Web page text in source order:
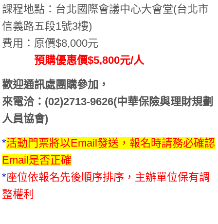
課程地點：台北國際會議中心大會堂(台北市
信義路五段1號3樓)
費用：原價$8,000元
預購優惠價$5,800元/人
歡迎通訊處團購參加，
來電洽：(02)2713-9626(中華保險與理財規劃
人員協會)
*活動門票將以Email發送，報名時請務必確認
Email是否正確
*座位依報名先後順序排序，主辦單位保有調
整權利